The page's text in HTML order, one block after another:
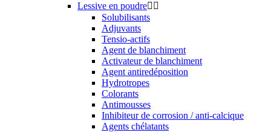
Lessive en poudre 
Solubilisants
Adjuvants
Tensio-actifs
Agent de blanchiment
Activateur de blanchiment
Agent antiredéposition
Hydrotropes
Colorants
Antimousses
Inhibiteur de corrosion / anti-calcique
Agents chélatants